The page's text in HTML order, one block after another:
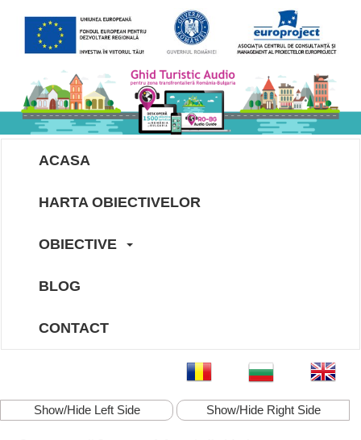
ACASA
HARTA OBIECTIVELOR
OBIECTIVE
BLOG
CONTACT
Show/Hide Left Side Show/Hide Right Side